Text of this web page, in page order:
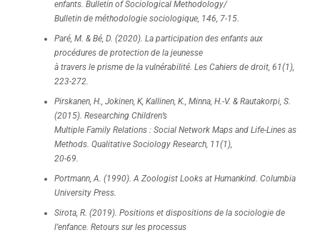
enfants. Bulletin of Sociological Methodology/
Bulletin de méthodologie sociologique, 146, 7-15.
Paré, M. & Bé, D. (2020). La participation des enfants aux
procédures de protection de la jeunesse
à travers le prisme de la vulnérabilité. Les Cahiers de droit, 61(1),
223-272.
Pirskanen, H., Jokinen, K, Kallinen, K., Minna, H.-V. & Rautakorpi, S.
(2015). Researching Children’s
Multiple Family Relations : Social Network Maps and Life-Lines as
Methods. Qualitative Sociology Research, 11(1),
20-69.
Portmann, A. (1990). A Zoologist Looks at Humankind. Columbia
University Press.
Sirota, R. (2019). Positions et dispositions de la sociologie de
l’enfance. Retours sur les processus